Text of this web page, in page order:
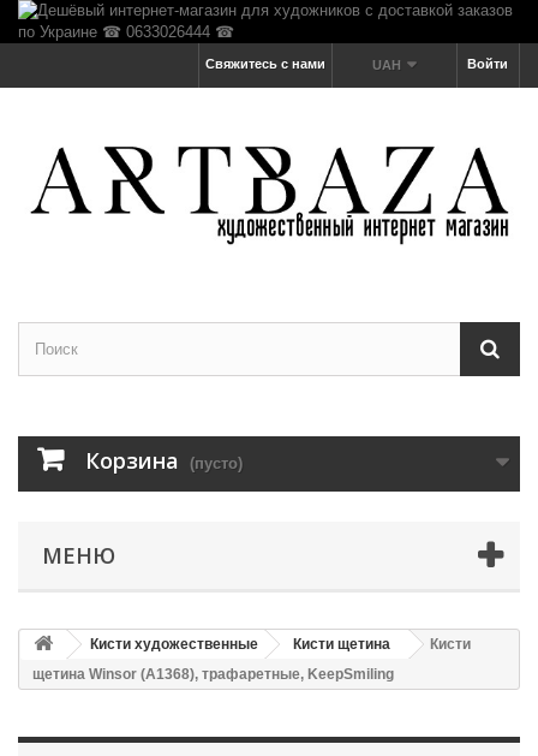
Войти
UAH
Свяжитесь с нами
Корзина (пусто)
МЕНЮ
Кисти художественные Кисти щетина
Кисти
щетина Winsor (A1368), трафаретные, KeepSmiling